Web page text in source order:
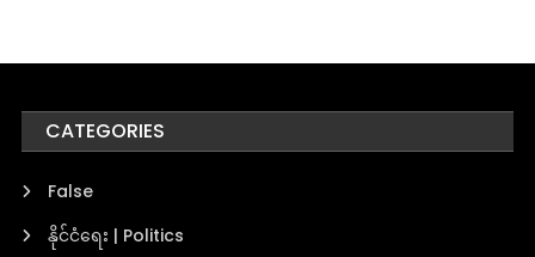
CATEGORIES
False
နိုင်ငံရေး | Politics